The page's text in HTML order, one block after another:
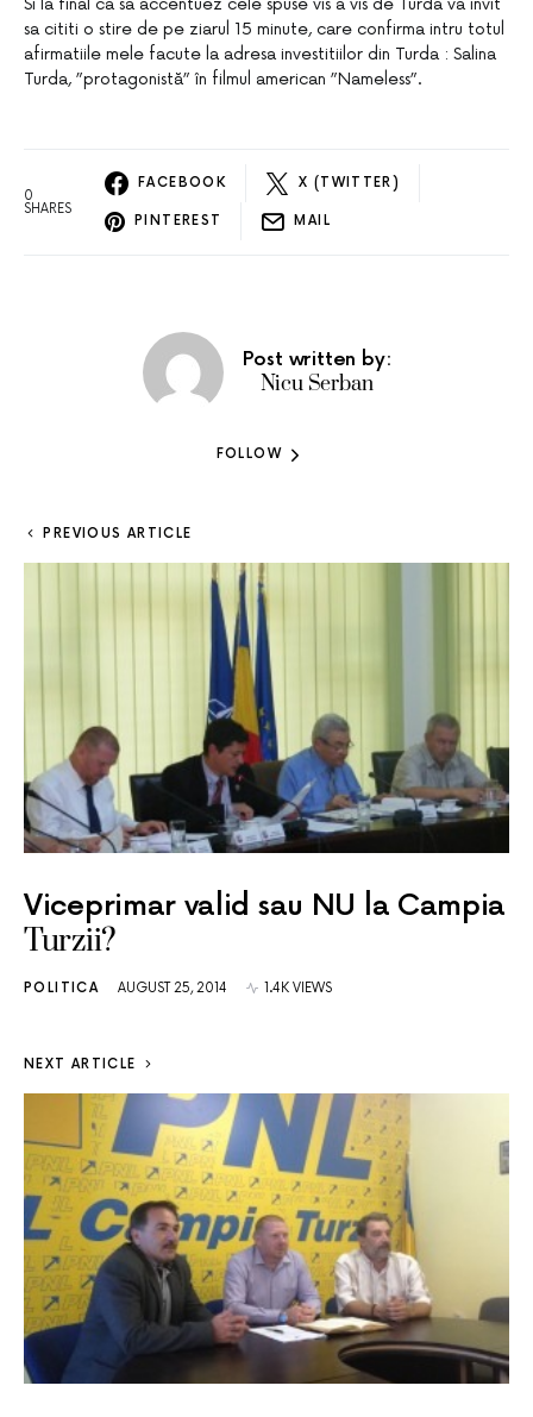
Si la final ca sa accentuez cele spuse vis a vis de Turda va invit
sa cititi o stire de pe ziarul 15 minute, care confirma intru totul
afirmatiile mele facute la adresa investitiilor din Turda : Salina
Turda, ”protagonistă” în filmul american ”Nameless”.
0
SHARES
FACEBOOK X (TWITTER)
PINTEREST MAIL
Post written by:
Nicu Serban
FOLLOW
PREVIOUS ARTICLE
Viceprimar valid sau NU la Campia
Turzii?
POLITICA AUGUST 25, 2014 1.4K VIEWS
NEXT ARTICLE